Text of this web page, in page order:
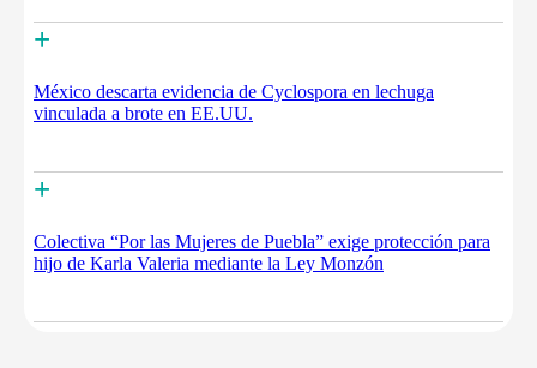
+
México descarta evidencia de Cyclospora en lechuga
vinculada a brote en EE.UU.
+
Colectiva “Por las Mujeres de Puebla” exige protección para
hijo de Karla Valeria mediante la Ley Monzón